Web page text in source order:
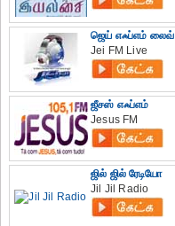
ஜெய் எஃப்எம் லைவ்
Jei FM Live
ஜீசஸ் எஃப்எம்
Jesus FM
ஜில் ஜில் ரேடியோ
Jil Jil Radio